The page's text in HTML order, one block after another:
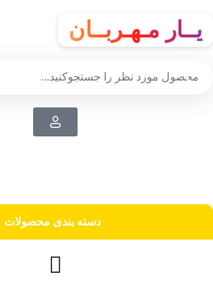
یــار مـهـربــان
دسته‌ بندی محصولات